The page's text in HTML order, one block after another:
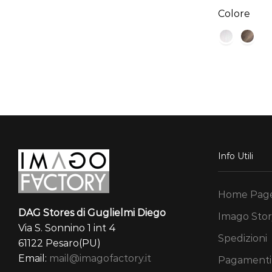
Colore
DAG Stores di Guglielmi Diego
Via S. Sonnino 1 int 4
61122 Pesaro(PU)
Email: mail@imagofactory.it
Info Utili
Home
Imago
Spedizioni
Pagamenti